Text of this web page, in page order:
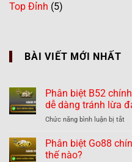
Top Đỉnh (5)
BÀI VIẾT MỚI NHẤT
Phân biệt B52
dễ dàng tránh lừa
Chức năng bình luận bị tắt
Phân biệt Go88
thế nào?